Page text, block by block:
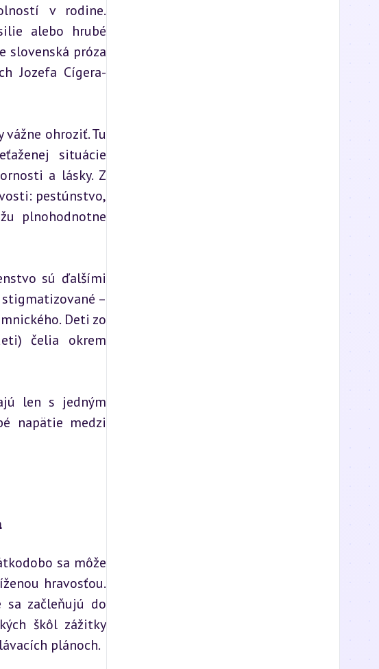
v rodine.
alebo hrubé
slovenská próza
Jozefa Cígera-
ohroziť. Tu
situácie
a lásky. Z
pestúnstvo,
plnohodnotne
sú ďalšími
–
Deti zo
čelia okrem
len s jedným
napätie medzi
sa môže
hravosťou.
začleňujú do
škôl zážitky
plánoch.